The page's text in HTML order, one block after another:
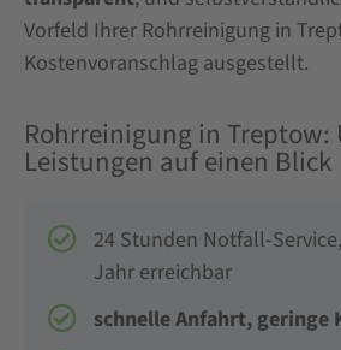
Vorfeld Ihrer Rohrreinigung in
Kostenvoranschlag ausgestellt.
Rohrreinigung in Treptow:
Leistungen auf einen Blick
24 Stunden Notfall-
Jahr erreichbar
schnelle Anfahrt, geringe